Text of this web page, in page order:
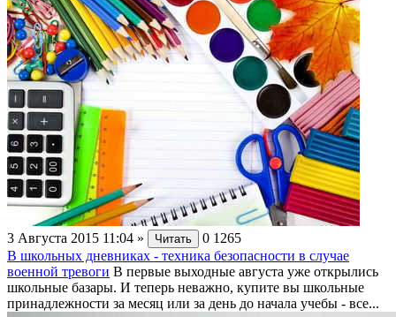
3 Августа 2015 11:04 » Читать 0 1265
В школьных дневниках - техника безопасности в случае
военной тревоги В первые выходные августа уже открылись
школьные базары. И теперь неважно, купите вы школьные
принадлежности за месяц или за день до начала учебы - все...